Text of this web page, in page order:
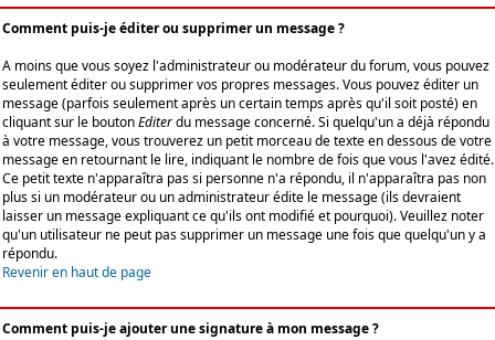
Comment puis-je éditer ou supprimer un message ?
A moins que vous soyez l'administrateur ou modérateur du forum, vous pouvez
seulement éditer ou supprimer vos propres messages. Vous pouvez éditer un
message (parfois seulement après un certain temps après qu'il soit posté) en
cliquant sur le boutonEditerdu message concerné. Si quelqu'un a déjà répondu
à votre message, vous trouverez un petit morceau de texte en dessous de votre
message en retournant le lire, indiquant le nombre de fois que vous l'avez édité.
Ce petit texte n'apparaîtra pas si personne n'a répondu, il n'apparaîtra pas non
plus si un modérateur ou un administrateur édite le message (ils devraient
laisser un message expliquant ce qu'ils ont modifié et pourquoi). Veuillez noter
qu'un utilisateur ne peut pas supprimer un message une fois que quelqu'un y a
répondu.
Revenir en haut de page
Comment puis-je ajouter une signature à mon message ?